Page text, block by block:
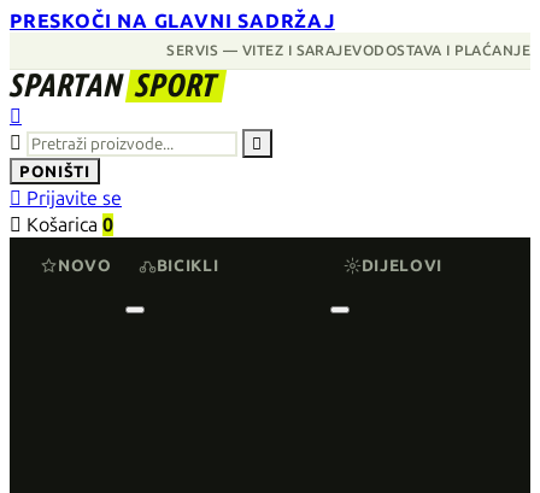
PRESKOČI NA GLAVNI SADRŽAJ
SERVIS — VITEZ I SARAJEVODOSTAVA I PLAĆANJE
SPARTAN SPORT



PONIŠTI
 Prijavite se
 Košarica 0
NOVO BICIKLI DIJELOVI